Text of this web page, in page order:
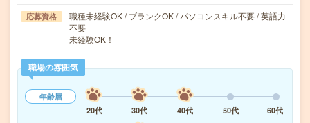
応募資格
職種未経験OK / ブランクOK / パソコンスキル不要 / 英語力
不要
未経験OK！
職場の雰囲気
年齢層
20代
30代 40代 50代
60代